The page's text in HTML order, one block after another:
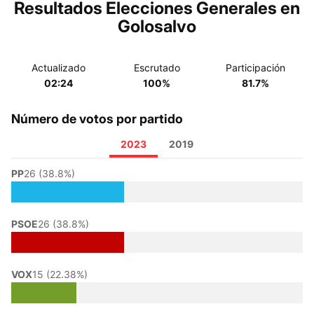
Resultados Elecciones Generales en
Golosalvo
Actualizado
02:24
Escrutado
100%
Participación
81.7%
Número de votos por partido
2023 2019
PP26 (38.8%)
PSOE26 (38.8%)
VOX15 (22.38%)